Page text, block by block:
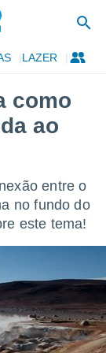
LAZER
como
ao
entre o
no fundo do
este tema!